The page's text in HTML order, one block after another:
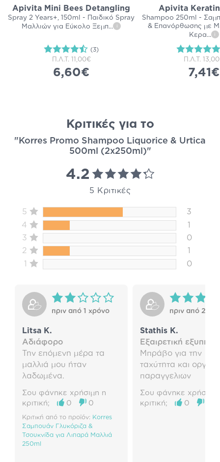
Apivita Mini Bees Detangling
Spray 2 Years+, 150ml - Παιδικό Spray
Μαλλιών για Εύκολο Ξεμπ... i
(3)
Π.Λ.Τ. 11,00€
6,60€
Apivita
Shampoo 250ml -
& Επανόρθωσης με
Κερα... i
Π.Λ.Τ.
7,41€
Κριτικές για το
"Korres Promo Shampoo Liquorice & Urtica
500ml (2x250ml)"
4.2
5 Κριτικές
5
3
4
1
3
0
2
1
1
0
πριν από 1 χρόνο
Litsa K.
Αδιάφορο
Την επόμενη μέρα τα
μαλλιά μου ήταν
λαδωμένα.
Σου φάνηκε χρήσιμη η
κριτική;
0 0
Κριτική από το προϊόν: Korres
Σαμπουάν Γλυκόριζα &
Τσουκνίδα για Λιπαρά Μαλλιά
250ml
πριν από 2
Stathis K.
Εξαιρετική
Μπράβο για την
ταχύτητα και
παραγγελιων
Σου φάνηκε χρήσιμη
κριτική;
0